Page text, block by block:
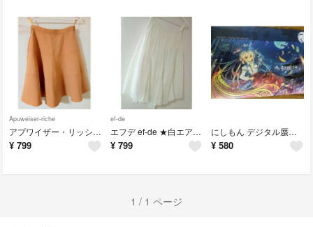
Apuweiser-riche
アプワイザー・リッシェ★キャメル色ミニスカート XS〜Sサイズ
¥ 799
ef-de
エフデ ef-de ★白エアリースカート Sサイズ
¥ 799
にしもん デジタル蜃気楼 ◆東方フルカラーイラスト本
¥ 580
1 / 1 ページ